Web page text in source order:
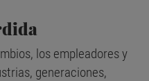
los empleadores y
generaciones,